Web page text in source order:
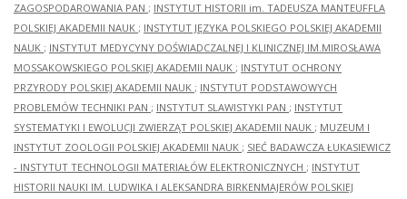
ZAGOSPODAROWANIA PAN ; INSTYTUT HISTORII im. TADEUSZA MANTEUFFLA
POLSKIEJ AKADEMII NAUK ; INSTYTUT JĘZYKA POLSKIEGO POLSKIEJ AKADEMII
NAUK ; INSTYTUT MEDYCYNY DOŚWIADCZALNEJ I KLINICZNEJ IM.MIROSŁAWA
MOSSAKOWSKIEGO POLSKIEJ AKADEMII NAUK ; INSTYTUT OCHRONY
PRZYRODY POLSKIEJ AKADEMII NAUK ; INSTYTUT PODSTAWOWYCH
PROBLEMÓW TECHNIKI PAN ; INSTYTUT SLAWISTYKI PAN ; INSTYTUT
SYSTEMATYKI I EWOLUCJI ZWIERZĄT POLSKIEJ AKADEMII NAUK ; MUZEUM I
INSTYTUT ZOOLOGII POLSKIEJ AKADEMII NAUK ; SIEĆ BADAWCZA ŁUKASIEWICZ
- INSTYTUT TECHNOLOGII MATERIAŁÓW ELEKTRONICZNYCH ; INSTYTUT
HISTORII NAUKI IM. LUDWIKA I ALEKSANDRA BIRKENMAJERÓW POLSKIEJ